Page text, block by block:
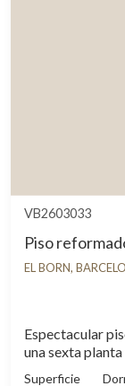
VB2603033
Piso
EL BORN,
Espectacular
una sexta
Superficie